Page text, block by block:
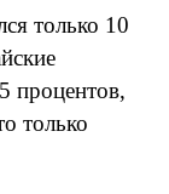
только 10
процентов,
только